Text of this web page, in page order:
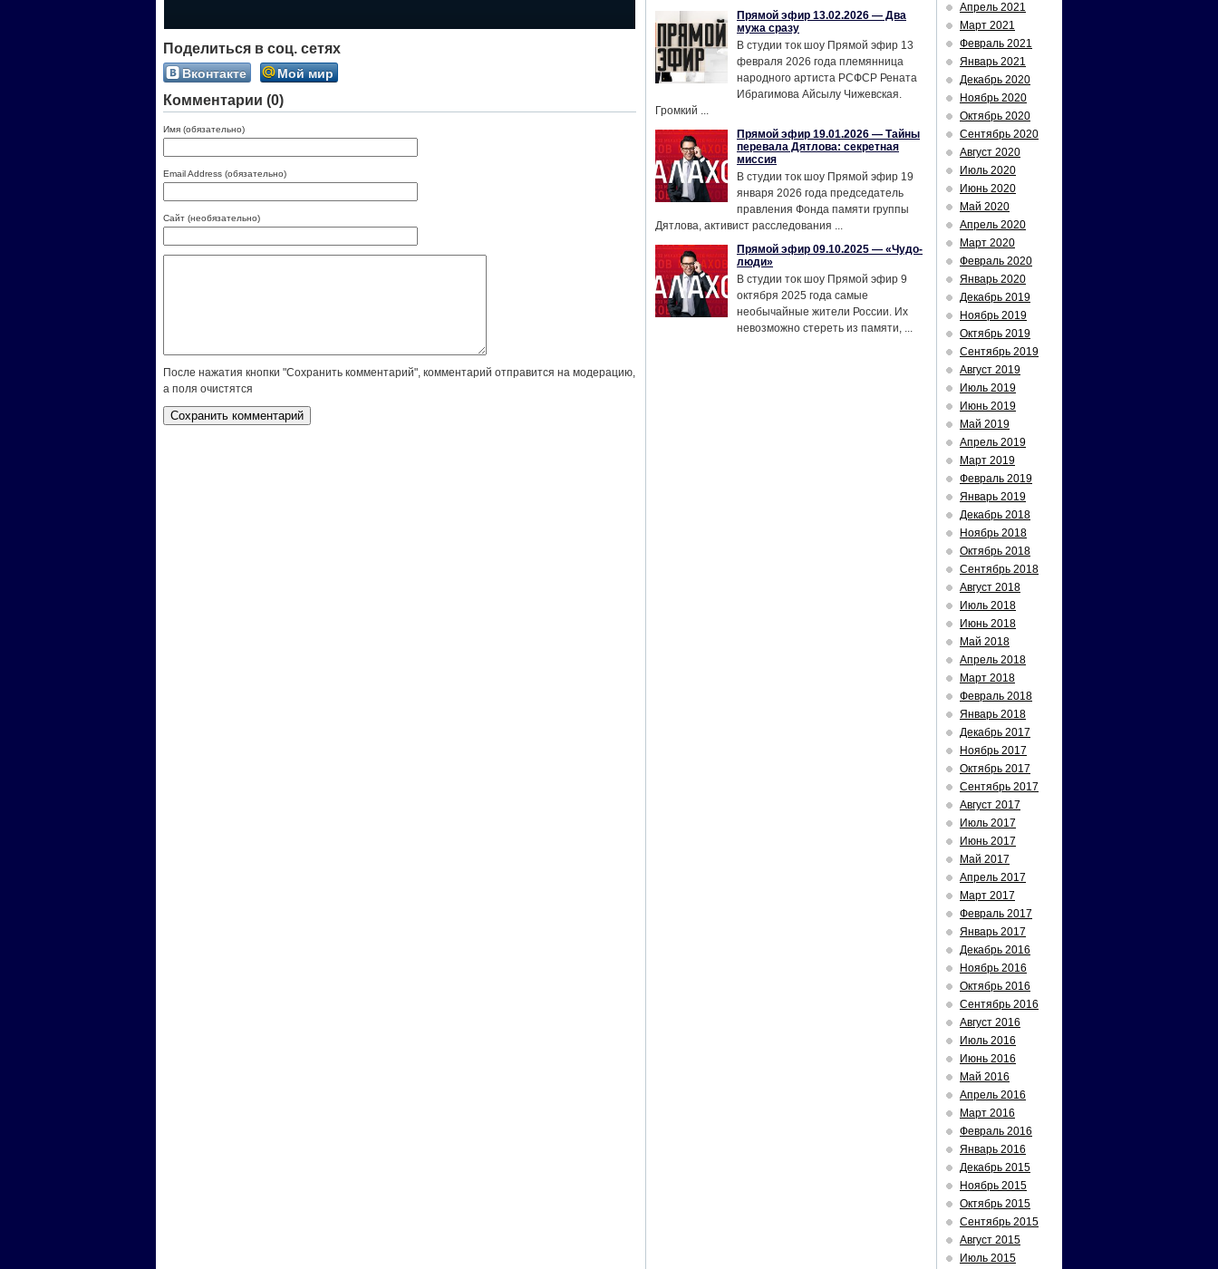
Поделиться в соц. сетях
Вконтакте Мой мир
Комментарии (0)
Имя (обязательно)
Email Address (обязательно)
Сайт (необязательно)
После нажатия кнопки "Сохранить комментарий", комментарий отправится на модерацию,
а поля очистятся
Прямой эфир 13.02.2026 — Два
мужа сразу
В студии ток шоу Прямой эфир 13
февраля 2026 года племянница
народного артиста РСФСР Рената
Ибрагимова Айсылу Чижевская.
Громкий ...
Прямой эфир 19.01.2026 — Тайны
перевала Дятлова: секретная
миссия
В студии ток шоу Прямой эфир 19
января 2026 года председатель
правления Фонда памяти группы
Дятлова, активист расследования ...
Прямой эфир 09.10.2025 — «Чудо-
люди»
В студии ток шоу Прямой эфир 9
октября 2025 года самые
необычайные жители России. Их
невозможно стереть из памяти, ...
Апрель 2021
Март 2021
Февраль 2021
Январь 2021
Декабрь 2020
Ноябрь 2020
Октябрь 2020
Сентябрь 2020
Август 2020
Июль 2020
Июнь 2020
Май 2020
Апрель 2020
Март 2020
Февраль 2020
Январь 2020
Декабрь 2019
Ноябрь 2019
Октябрь 2019
Сентябрь 2019
Август 2019
Июль 2019
Июнь 2019
Май 2019
Апрель 2019
Март 2019
Февраль 2019
Январь 2019
Декабрь 2018
Ноябрь 2018
Октябрь 2018
Сентябрь 2018
Август 2018
Июль 2018
Июнь 2018
Май 2018
Апрель 2018
Март 2018
Февраль 2018
Январь 2018
Декабрь 2017
Ноябрь 2017
Октябрь 2017
Сентябрь 2017
Август 2017
Июль 2017
Июнь 2017
Май 2017
Апрель 2017
Март 2017
Февраль 2017
Январь 2017
Декабрь 2016
Ноябрь 2016
Октябрь 2016
Сентябрь 2016
Август 2016
Июль 2016
Июнь 2016
Май 2016
Апрель 2016
Март 2016
Февраль 2016
Январь 2016
Декабрь 2015
Ноябрь 2015
Октябрь 2015
Сентябрь 2015
Август 2015
Июль 2015